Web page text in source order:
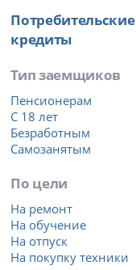
Потребительские
кредиты
Тип заемщиков
Пенсионерам
С 18 лет
Безработным
Самозанятым
По цели
На ремонт
На обучение
На отпуск
На покупку техники